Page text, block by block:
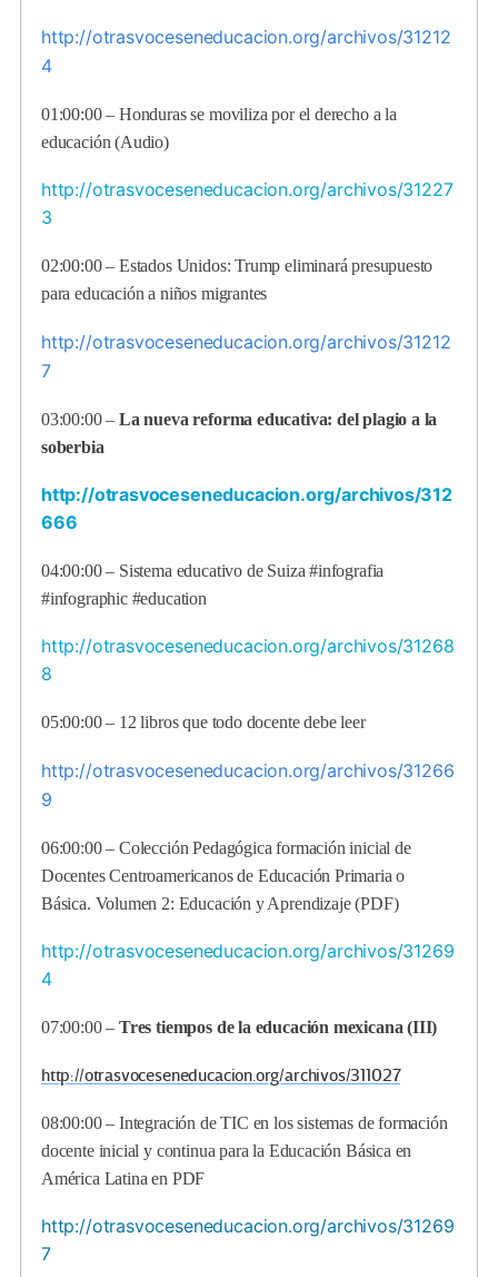
http://otrasvoceseneducacion.org/archivos/31212
4
01:00:00 –Honduras se moviliza por el derecho a la
educación (Audio)
http://otrasvoceseneducacion.org/archivos/31227
3
02:00:00 –Estados Unidos: Trump eliminará presupuesto
para educación a niños migrantes
http://otrasvoceseneducacion.org/archivos/31212
7
03:00:00 –La nueva reforma educativa: del plagio a la
soberbia
http://otrasvoceseneducacion.org/archivos/312
666
04:00:00 – Sistema educativo de Suiza #infografia
#infographic #education
http://otrasvoceseneducacion.org/archivos/31268
8
05:00:00 – 12 libros que todo docente debe leer
http://otrasvoceseneducacion.org/archivos/31266
9
06:00:00 – Colección Pedagógica formación inicial de
Docentes Centroamericanos de Educación Primaria o
Básica. Volumen 2: Educación y Aprendizaje (PDF)
http://otrasvoceseneducacion.org/archivos/31269
4
07:00:00 –Tres tiempos de la educación mexicana (III)
http://otrasvoceseneducacion.org/archivos/311027
08:00:00 – Integración de TIC en los sistemas de formación
docente inicial y continua para la Educación Básica en
América Latina en PDF
http://otrasvoceseneducacion.org/archivos/31269
7